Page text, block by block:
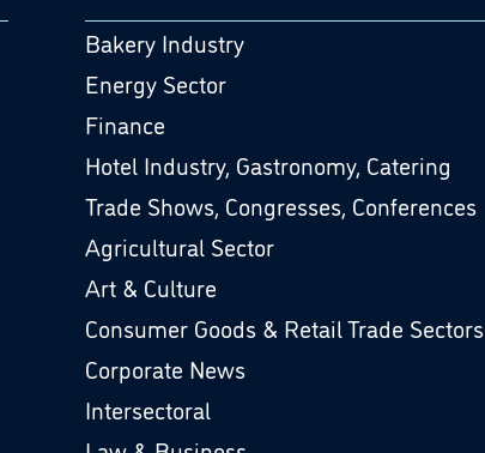
Bakery Industry
Energy Sector
Finance
Hotel Industry, Gastronomy, Catering
Trade Shows, Congresses, Conferences
Agricultural Sector
Art & Culture
Consumer Goods & Retail Trade Sectors
Corporate News
Intersectoral